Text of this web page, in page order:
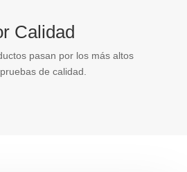
Calidad
pasan por los más altos
de calidad.